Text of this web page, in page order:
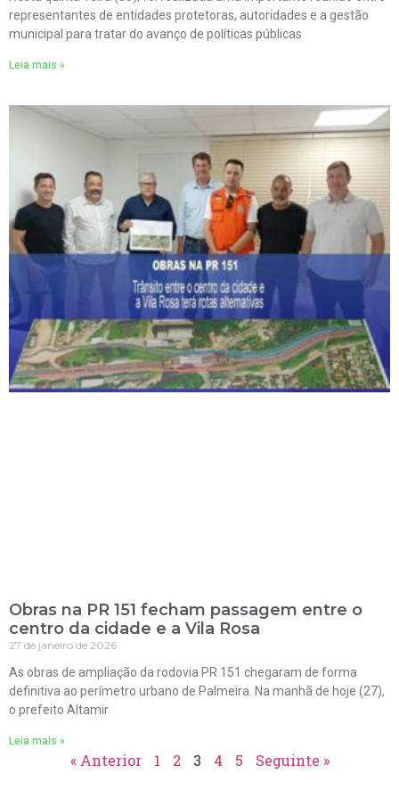
representantes de entidades protetoras, autoridades e a gestão
municipal para tratar do avanço de políticas públicas
Leia mais »
Obras na PR 151 fecham passagem entre o
centro da cidade e a Vila Rosa
27 de janeiro de 2026
As obras de ampliação da rodovia PR 151 chegaram de forma
definitiva ao perímetro urbano de Palmeira. Na manhã de hoje (27),
o prefeito Altamir
Leia mais »
« Anterior 1 2 3 4 5 Seguinte »